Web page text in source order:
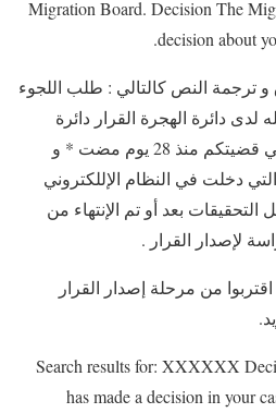
Migration Board. Decision The
decision about
و ترجمة النص كالتالي : طلب اللجوء
دائرة الهجرة القرار دائرة
الهجرة لم تتخذ أي قرار في قضيتكم منذ 28 يوم مضت * و
دخلت في النظام الإللكتروني
بعد أو تم الإنتهاء من
لإصدار القرار .
من مرحلة إصدار القرار
3-Search results for: XXXXXX
has made a decision in your